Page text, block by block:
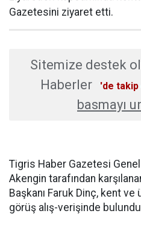
Gazetesini ziyaret etti.
Sitemize destek
Haberler
'de takip
basmayı
Tigris Haber Gazetesi Genel
Akengin tarafından
Başkanı Faruk Dinç, kent
görüş alış-verişinde